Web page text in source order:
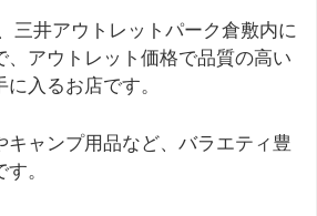
三井アウトレットパーク倉敷内に
、アウトレット価格で品質の高い
入るお店です。
キャンプ用品など、バラエティ豊
。